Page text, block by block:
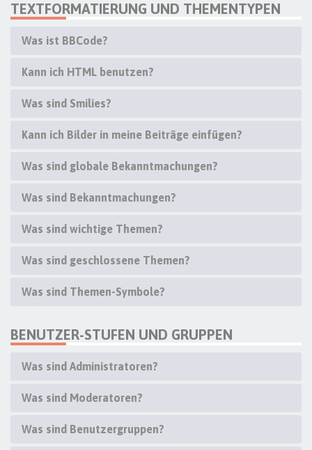
TEXTFORMATIERUNG UND THEMENTYPEN
Was ist BBCode?
Kann ich HTML benutzen?
Was sind Smilies?
Kann ich Bilder in meine Beiträge einfügen?
Was sind globale Bekanntmachungen?
Was sind Bekanntmachungen?
Was sind wichtige Themen?
Was sind geschlossene Themen?
Was sind Themen-Symbole?
BENUTZER-STUFEN UND GRUPPEN
Was sind Administratoren?
Was sind Moderatoren?
Was sind Benutzergruppen?